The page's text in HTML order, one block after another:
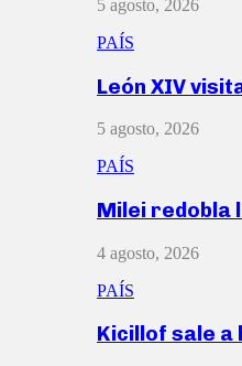
5 agosto, 2026
PAÍS
León XIV
5 agosto, 2026
PAÍS
Milei redobla
4 agosto, 2026
PAÍS
Kicillof sale